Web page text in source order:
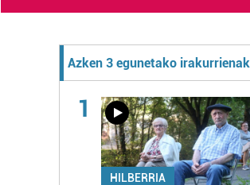
Azken 3 egunetako irakurrienak
1
HILBERRIA